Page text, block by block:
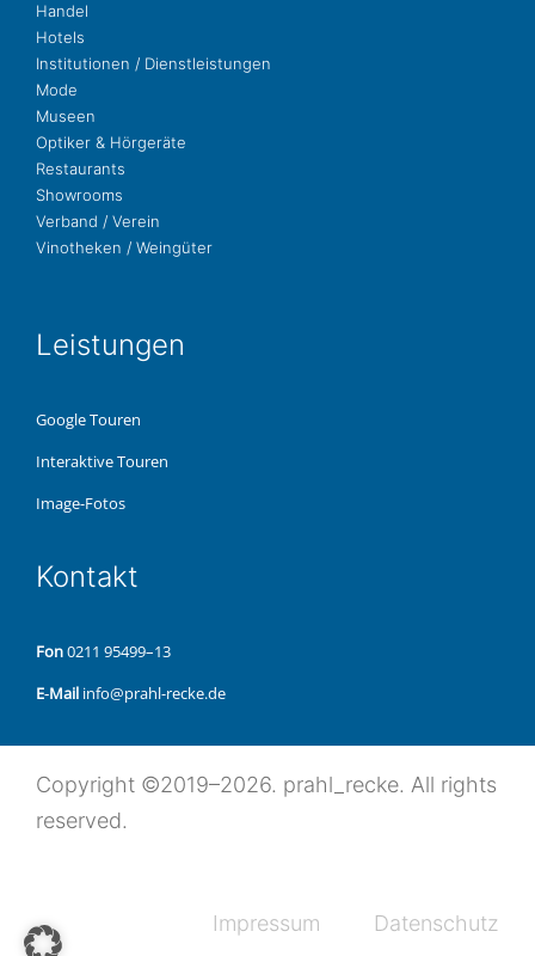
Handel
Hotels
Insti­tu­tio­nen / Dienstleistungen
Mode
Museen
Opti­ker & Hörgeräte
Restau­rants
Show­rooms
Ver­band / Verein
Vino­the­ken / Weingüter
Leis­tun­gen
Google Touren
Inter­ak­ti­ve Touren
Image-Fotos
Kon­takt
Fon0211 95499–13
E‑Mail info@prahl-recke.de
Copy­right ©2019–2026. prahl_recke. All rights
reserved.
Impres­sum Daten­schutz